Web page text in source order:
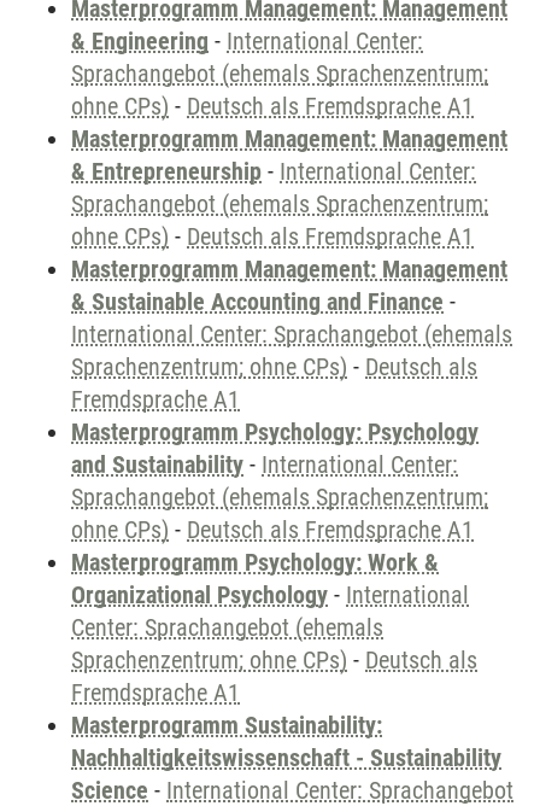
Masterprogramm Management: Management
& Engineering - International Center:
Sprachangebot (ehemals Sprachenzentrum;
ohne CPs) - Deutsch als Fremdsprache A1
Masterprogramm Management: Management
& Entrepreneurship - International Center:
Sprachangebot (ehemals Sprachenzentrum;
ohne CPs) - Deutsch als Fremdsprache A1
Masterprogramm Management: Management
& Sustainable Accounting and Finance -
International Center: Sprachangebot (ehemals
Sprachenzentrum; ohne CPs) - Deutsch als
Fremdsprache A1
Masterprogramm Psychology: Psychology
and Sustainability - International Center:
Sprachangebot (ehemals Sprachenzentrum;
ohne CPs) - Deutsch als Fremdsprache A1
Masterprogramm Psychology: Work &
Organizational Psychology - International
Center: Sprachangebot (ehemals
Sprachenzentrum; ohne CPs) - Deutsch als
Fremdsprache A1
Masterprogramm Sustainability:
Nachhaltigkeitswissenschaft - Sustainability
Science - International Center: Sprachangebot